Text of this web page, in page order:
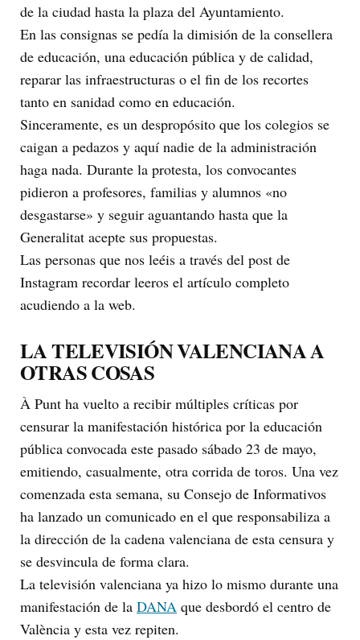
de la ciudad hasta la plaza del Ayuntamiento.
En las consignas se pedía la dimisión de la consellera
de educación, una educación pública y de calidad,
reparar las infraestructuras o el fin de los recortes
tanto en sanidad como en educación.
Sinceramente, es un despropósito que los colegios se
caigan a pedazos y aquí nadie de la administración
haga nada. Durante la protesta, los convocantes
pidieron a profesores, familias y alumnos «no
desgastarse» y seguir aguantando hasta que la
Generalitat acepte sus propuestas.
Las personas que nos leéis a través del post de
Instagram recordar leeros el artículo completo
acudiendo a la web.
LA TELEVISIÓN VALENCIANA A
OTRAS COSAS
À Punt ha vuelto a recibir múltiples críticas por
censurar la manifestación histórica por la educación
pública convocada este pasado sábado 23 de mayo,
emitiendo, casualmente, otra corrida de toros. Una vez
comenzada esta semana, su Consejo de Informativos
ha lanzado un comunicado en el que responsabiliza a
la dirección de la cadena valenciana de esta censura y
se desvincula de forma clara.
La televisión valenciana ya hizo lo mismo durante una
manifestación de la DANA que desbordó el centro de
València y esta vez repiten.